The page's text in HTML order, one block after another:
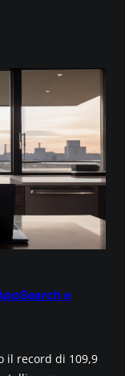
e
il record di 109,9